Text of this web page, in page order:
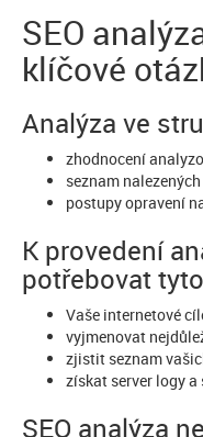
SEO
klíčové
Analýza ve
zhodnocení
seznam
postupy opravení
K provedení
potřebovat
Vaše internetové
vyjmenovat
zjistit seznam
získat server logy
SEO analýza